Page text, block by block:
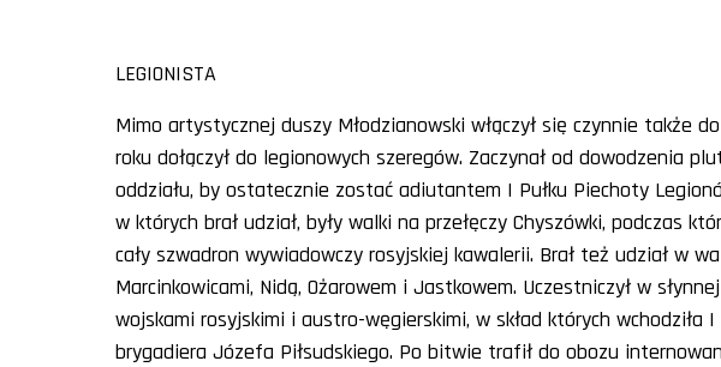
LEGIONISTA
Mimo artystycznej duszy Młodzianowski włączył się czynnie także
roku dołączył do legionowych szeregów. Zaczynał od dowodzenia
oddziału, by ostatecznie zostać adiutantem I Pułku Piechoty
w których brał udział, były walki na przełęczy Chyszówki, podczas
cały szwadron wywiadowczy rosyjskiej kawalerii. Brał też udział w
Marcinkowicami, Nidą, Ożarowem i Jastkowem. Uczestniczył w
wojskami rosyjskimi i austro-węgierskimi, w skład których wchodziła
brygadiera Józefa Piłsudskiego. Po bitwie trafił do obozu